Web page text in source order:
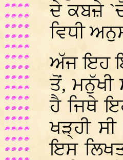
ਦੇ ਕਬਜ਼ੇ
ਵਿਧੀ
ਅੱਜ ਇਹ
ਤੋਂ, ਮਨੁੱਖੀ
ਹੈ ਜਿਥੇ
ਖੜ੍ਹੀ
ਇਸ